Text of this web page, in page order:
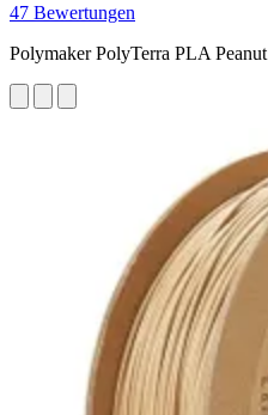
47 Bewertungen
Polymaker PolyTerra PLA Peanut